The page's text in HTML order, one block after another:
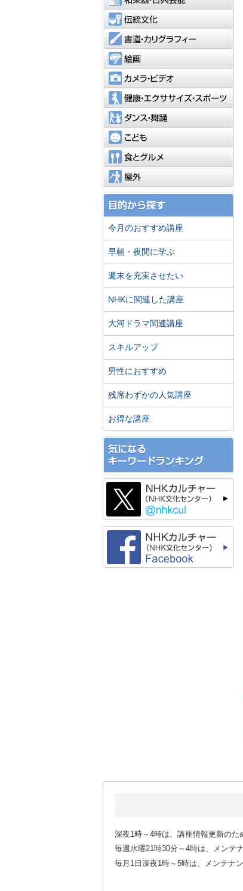
今月のおすすめ講座
早朝・夜間に学ぶ
週末を充実させたい
NHKに関連した講座
大河ドラマ関連講座
スキルアップ
男性におすすめ
残席わずかの人気講座
お得な講座
深夜1時～4時は、講座情報更新のた
毎週水曜21時30分～4時は、メンテ
毎月1日深夜1時～5時は、メンテナ